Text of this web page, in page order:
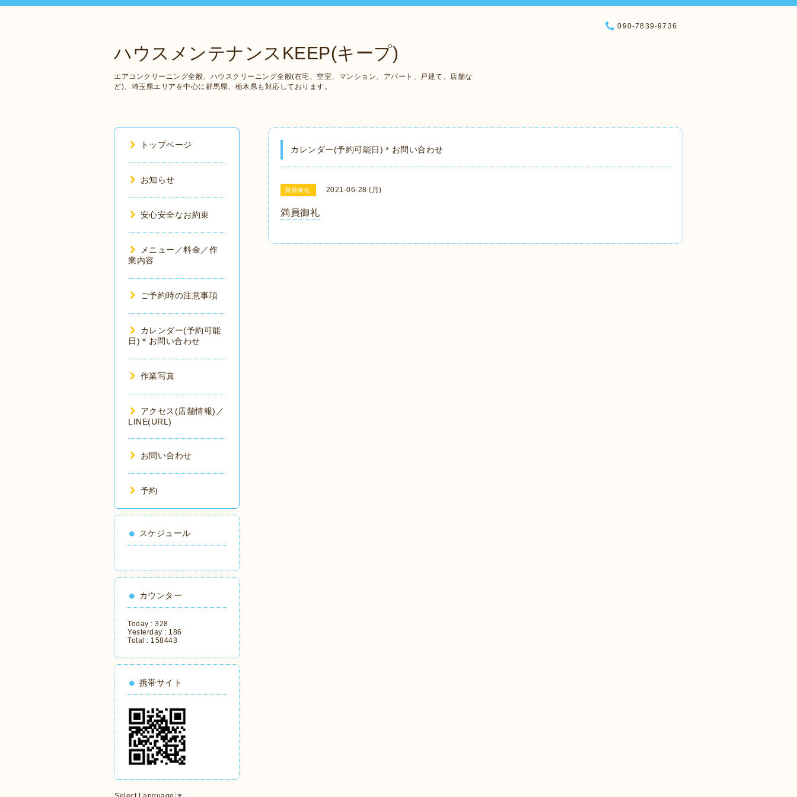
ハウスメンテナンスKEEP(キープ)
エアコンクリーニング全般、ハウスクリーニング全般(在宅、空室、マンション、アパート、戸建て、店舗な
ど)、埼玉県エリアを中心に群馬県、栃木県も対応しております。
090-7839-9736
カレンダー(予約可能日)＊お問い合わせ
満員御礼 2021-06-28 (月)
満員御礼
トップページ
お知らせ
安心安全なお約束
メニュー／料金／作
業内容
ご予約時の注意事項
カレンダー(予約可能
日)＊お問い合わせ
作業写真
アクセス(店舗情報)／
LINE(URL)
お問い合わせ
予約
スケジュール
カウンター
Today : 328
Yesterday : 186
Total : 158443
携帯サイト